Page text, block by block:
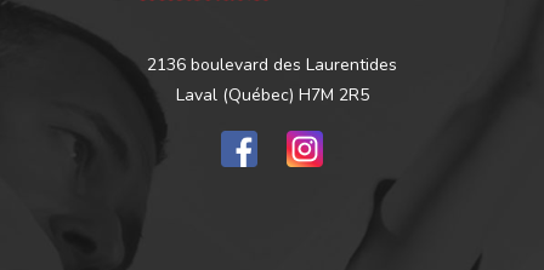
2136 boulevard des Laurentides
Laval (Québec) H7M 2R5